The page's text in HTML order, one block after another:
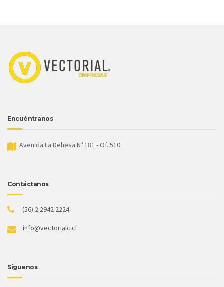
Encuéntranos
Avenida La Dehesa Nº 181 - Of. 510
Contáctanos
(56) 2 2942 2224
info@vectorialc.cl
Síguenos